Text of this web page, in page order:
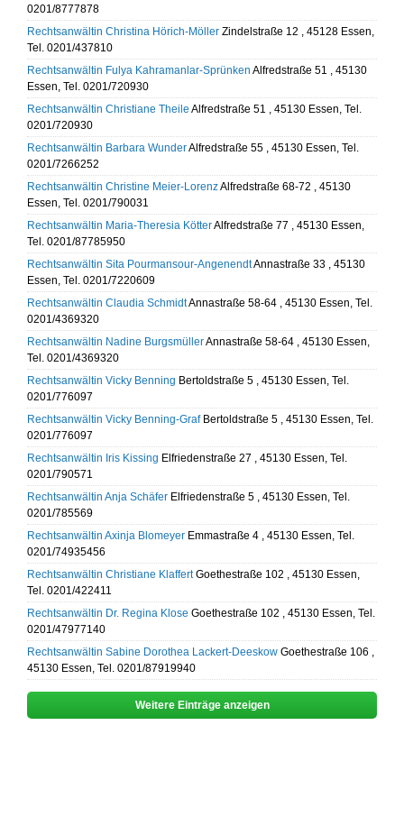
0201/8777878
Rechtsanwältin Christina Hörich-Möller Zindelstraße 12 , 45128 Essen,
Tel. 0201/437810
Rechtsanwältin Fulya Kahramanlar-Sprünken Alfredstraße 51 , 45130
Essen, Tel. 0201/720930
Rechtsanwältin Christiane Theile Alfredstraße 51 , 45130 Essen, Tel.
0201/720930
Rechtsanwältin Barbara WunderAlfredstraße 55 , 45130 Essen, Tel.
0201/7266252
Rechtsanwältin Christine Meier-LorenzAlfredstraße 68-72 , 45130
Essen, Tel. 0201/790031
Rechtsanwältin Maria-Theresia KötterAlfredstraße 77 , 45130 Essen,
Tel. 0201/87785950
Rechtsanwältin Sita Pourmansour-AngenendtAnnastraße 33 , 45130
Essen, Tel. 0201/7220609
Rechtsanwältin Claudia SchmidtAnnastraße 58-64 , 45130 Essen, Tel.
0201/4369320
Rechtsanwältin Nadine BurgsmüllerAnnastraße 58-64 , 45130 Essen,
Tel. 0201/4369320
Rechtsanwältin Vicky Benning Bertoldstraße 5 , 45130 Essen, Tel.
0201/776097
Rechtsanwältin Vicky Benning-GrafBertoldstraße 5 , 45130 Essen, Tel.
0201/776097
Rechtsanwältin Iris Kissing Elfriedenstraße 27 , 45130 Essen, Tel.
0201/790571
Rechtsanwältin Anja Schäfer Elfriedenstraße 5 , 45130 Essen, Tel.
0201/785569
Rechtsanwältin Axinja Blomeyer Emmastraße 4 , 45130 Essen, Tel.
0201/74935456
Rechtsanwältin Christiane KlaffertGoethestraße 102 , 45130 Essen,
Tel. 0201/422411
Rechtsanwältin Dr. Regina Klose Goethestraße 102 , 45130 Essen, Tel.
0201/47977140
Rechtsanwältin Sabine Dorothea Lackert-Deeskow Goethestraße 106 ,
45130 Essen, Tel. 0201/87919940
Weitere Einträge anzeigen